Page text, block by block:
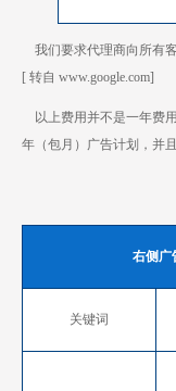
我们要求代理商向所有客
[ 转自 www.google.com]
以上费用并不是一年费
年（包月）广告计划，并
右侧广
关键词